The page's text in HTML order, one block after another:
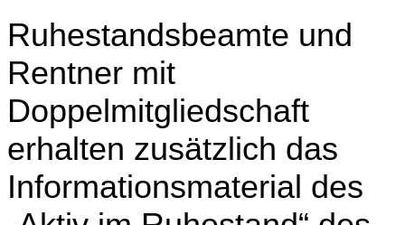
Ruhestandsbeamte und
Rentner mit
Doppelmitgliedschaft
erhalten zusätzlich das
Informationsmaterial des